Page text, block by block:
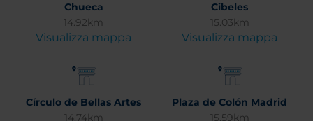
Chueca
14.92km
Visualizza mappa
Cibeles
15.03km
Visualizza mappa
Círculo de Bellas Artes
14.74km
Plaza de Colón Madrid
15.59km